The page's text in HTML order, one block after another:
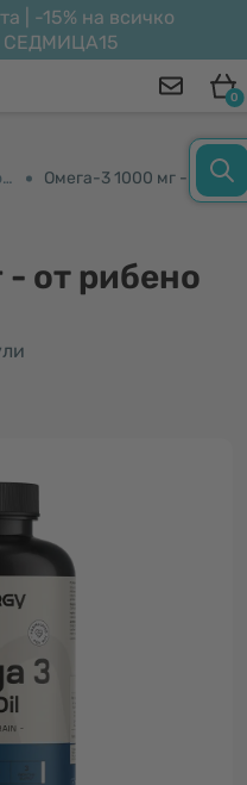
| -15% на всичко
СЕДМИЦА15
0
Сърце, кръв и кръвоносни съдове Омега-3 1000 мг - от рибено масло
от рибено